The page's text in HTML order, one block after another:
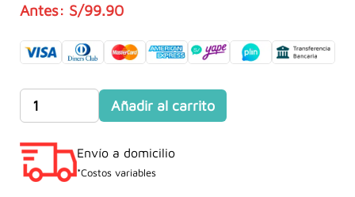
S/99.90
precio
original
era:
S/99.90.
precio
actual
es:
S/71.90.
Termo
de
con
cuchara
Añadir al carrito
Envío a domicilio
*Costos variables